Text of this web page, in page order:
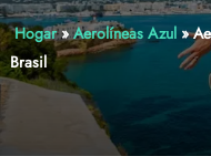
Hogar»Aerolíneas Azul»
Brasil